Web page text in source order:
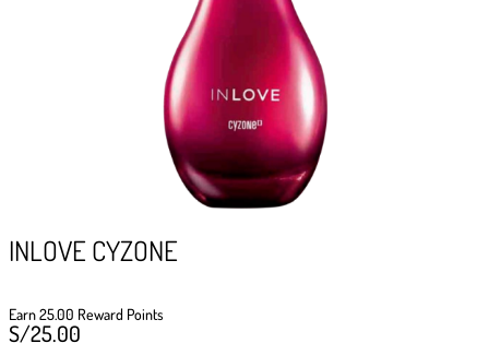
INLOVE CYZONE
Earn 25.00 Reward Points
S/25.00
Formas de ganar
Formas de canjear